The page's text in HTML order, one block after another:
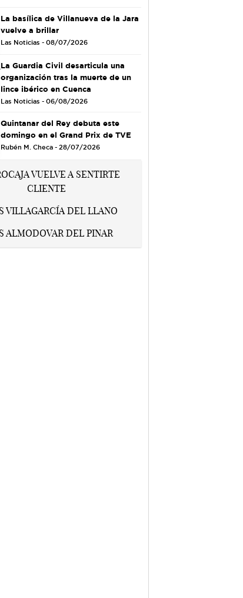
La basílica de Villanueva de la Jara
vuelve a brillar
Las Noticias - 08/07/2026
La Guardia Civil desarticula una
organización tras la muerte de un
lince ibérico en Cuenca
Las Noticias - 06/08/2026
Quintanar del Rey debuta este
domingo en el Grand Prix de TVE
Rubén M. Checa - 28/07/2026